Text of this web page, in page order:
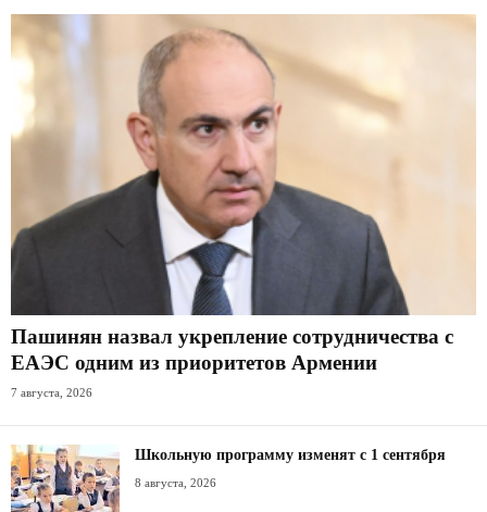
Пашинян назвал укрепление сотрудничества с
ЕАЭС одним из приоритетов Армении
7 августа, 2026
Школьную программу изменят с 1 сентября
8 августа, 2026